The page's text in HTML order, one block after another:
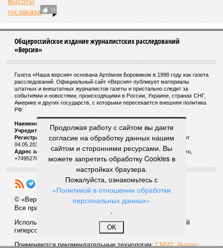
ДОСЬЕ
Мединский Владимир Ростиславович
Российский политический и государственный
связям общественности. Министр культуры РФ
(2011-2020 гг.), с января 2020 занял пост Помощника
президента РФ. Является председателем
Российского военно-исторического общества.
Путин Владимир Владимирович
Российский государственный и политический
деятель. Президент России (2000-2008, с мая 2012).
Ранее Председатель Правительства, секретарь
Совета Безопасности, директор ФСБ.
Дональд Трамп – известный американский бизнесмен,
миллиардер, предприниматель и строительный
магнат. 45-й президент Соединенных Штатов
Продолжая работу с сайтом вы даете
согласие на обработку данных нашим
сайтом и сторонними ресурсами. Вы
можете запретить обработку Cookies в
настройках браузера.
Пожалуйста, ознакомьтесь с
«Политикой в отношении обработки
персональных данных»
.
OK